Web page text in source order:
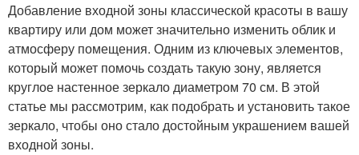
Добавление входной зоны классической красоты в вашу
квартиру или дом может значительно изменить облик и
атмосферу помещения. Одним из ключевых элементов,
который может помочь создать такую зону, является
круглое настенное зеркало диаметром 70 см. В этой
статье мы рассмотрим, как подобрать и установить такое
зеркало, чтобы оно стало достойным украшением вашей
входной зоны.